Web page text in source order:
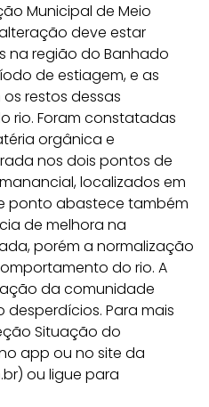
Municipal de Meio
deve estar
na região do Banhado
de estiagem, e as
restos dessas
rio. Foram constatadas
orgânica e
nos dois pontos de
localizados em
ponto abastece também
de melhora na
porém a normalização
do rio. A
da comunidade
Para mais
Situação do
app ou no site da
ou ligue para